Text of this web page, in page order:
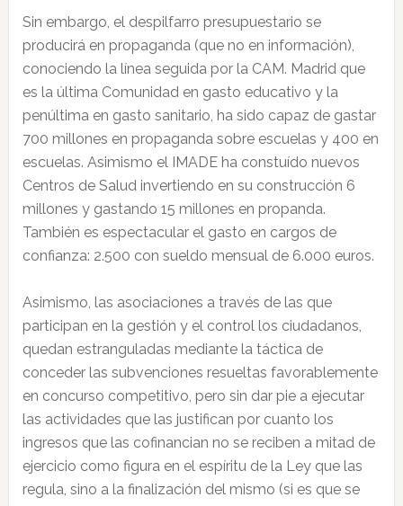
Sin embargo, el despilfarro presupuestario se
producirá en propaganda (que no en información),
conociendo la línea seguida por la CAM. Madrid que
es la última Comunidad en gasto educativo y la
penúltima en gasto sanitario, ha sido capaz de gastar
700 millones en propaganda sobre escuelas y 400 en
escuelas. Asimismo el IMADE ha constuído nuevos
Centros de Salud invertiendo en su construcción 6
millones y gastando 15 millones en propanda.
También es espectacular el gasto en cargos de
confianza: 2.500 con sueldo mensual de 6.000 euros.
Asimismo, las asociaciones a través de las que
participan en la gestión y el control los ciudadanos,
quedan estranguladas mediante la táctica de
conceder las subvenciones resueltas favorablemente
en concurso competitivo, pero sin dar pie a ejecutar
las actividades que las justifican por cuanto los
ingresos que las cofinancian no se reciben a mitad de
ejercicio como figura en el espíritu de la Ley que las
regula, sino a la finalización del mismo (si es que se